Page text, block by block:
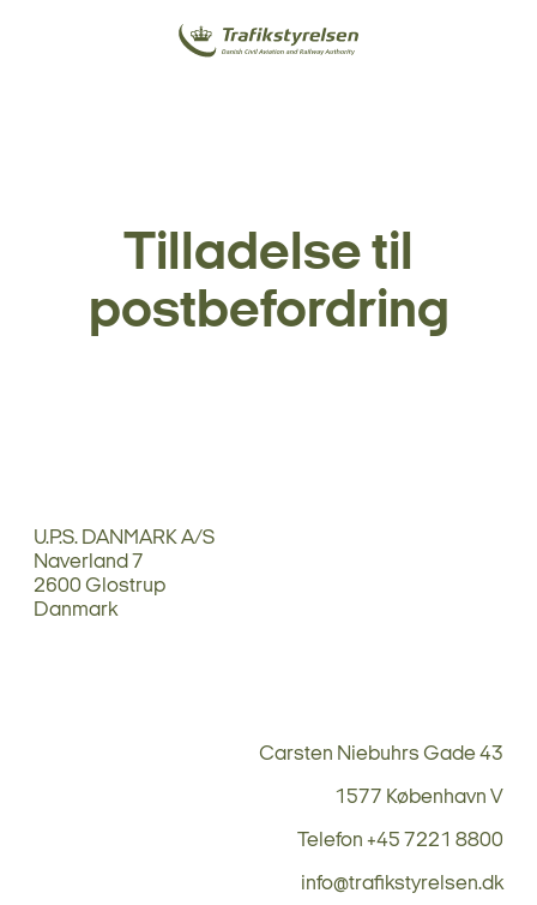
Tilladelse til
postbefordring
U.P.S. DANMARK A/S
Naverland 7
2600 Glostrup
Danmark
Carsten Niebuhrs Gade 43
1577 København V
Telefon +45 7221 8800
info@trafikstyrelsen.dk